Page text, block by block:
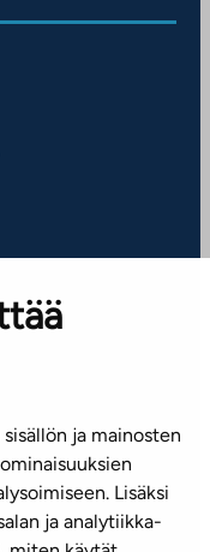
ja mainosten
Lisäksi
ja analytiikka-